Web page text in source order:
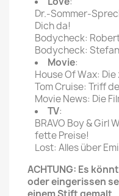
Dr.-Sommer-
Dich da!
Bodycheck:
Bodycheck:
Movie:
House Of Wax:
Tom Cruise: Triff
Movie News: Die
TV:
BRAVO Boy & Girl
fette Preise!
Lost: Alles über
ACHTUNG: Es
oder eingerissen